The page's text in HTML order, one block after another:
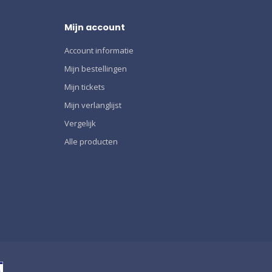
Mijn account
Account informatie
Mijn bestellingen
Mijn tickets
Mijn verlanglijst
Vergelijk
Alle producten